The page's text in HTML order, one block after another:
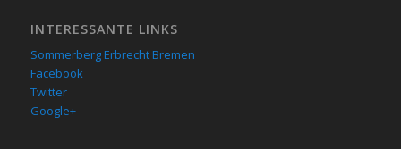
INTERESSANTE LINKS
Sommerberg Erbrecht Bremen
Facebook
Twitter
Google+